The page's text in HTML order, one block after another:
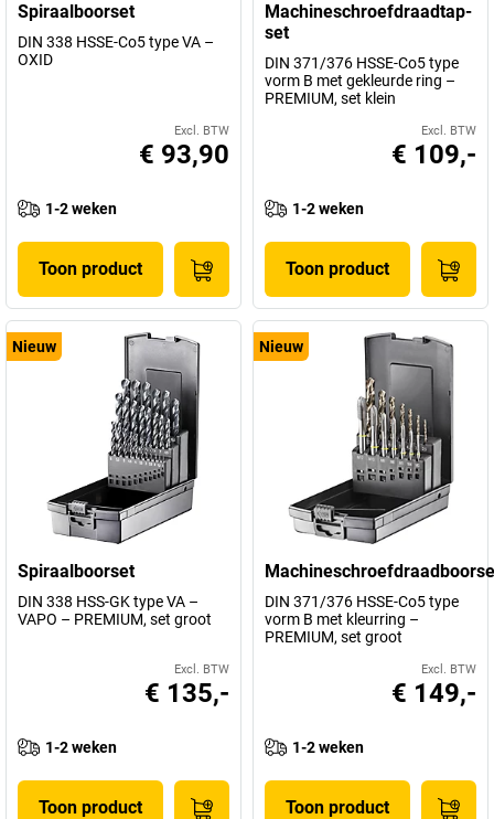
Spiraalboorset
DIN 338 HSSE-Co5 type VA –
OXID
Excl. BTW
€ 93,90
1-2 weken
Toon product
Machineschroefdraadtap-
set
DIN 371/376 HSSE-Co5 type
vorm B met gekleurde ring –
PREMIUM, set klein
Excl. BTW
€ 109,-
1-2 weken
Toon product
Nieuw
Spiraalboorset
DIN 338 HSS-GK type VA –
VAPO – PREMIUM, set groot
Excl. BTW
€ 135,-
1-2 weken
Toon product
Nieuw
DIN 371/376 HSSE-Co5 type
vorm B met kleurring –
PREMIUM, set groot
Excl. BTW
€ 149,-
1-2 weken
Toon product